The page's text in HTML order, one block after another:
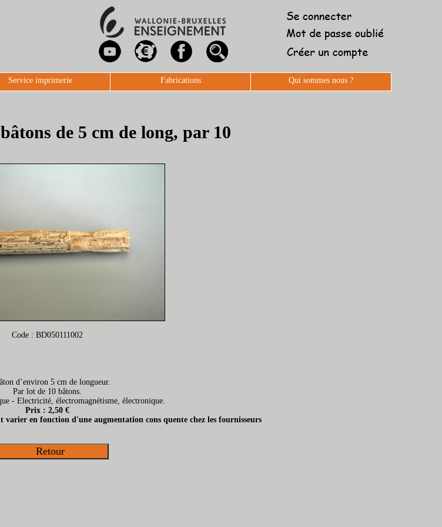
Service imprimerie Fabrications Qui sommes nous ?
de 5 cm de long, par 10
Code : BD050111002
d’environ 5 cm de longueur.
Par lot de 10 bâtons.
- Electricité, électromagnétisme, électronique.
Prix : 2,50 €
en fonction d'une augmentation cons quente chez les fournisseurs